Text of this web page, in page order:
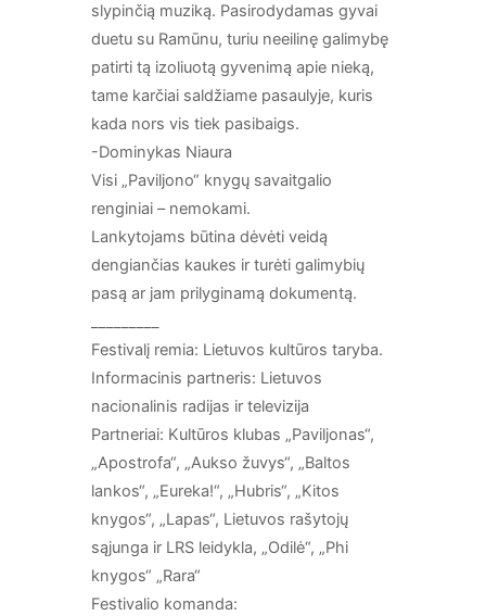
slypinčią muziką. Pasirodydamas gyvai
duetu su Ramūnu, turiu neeilinę galimybę
patirti tą izoliuotą gyvenimą apie nieką,
tame karčiai saldžiame pasaulyje, kuris
kada nors vis tiek pasibaigs.
-Dominykas Niaura
Visi „Paviljono“ knygų savaitgalio
renginiai – nemokami.
Lankytojams būtina dėvėti veidą
dengiančias kaukes ir turėti galimybių
pasą ar jam prilyginamą dokumentą.
Festivalį remia: Lietuvos kultūros taryba.
Informacinis partneris: Lietuvos
nacionalinis radijas ir televizija
Partneriai: Kultūros klubas „Paviljonas“,
„Apostrofa“, „Aukso žuvys“, „Baltos
lankos“, „Eureka!“, „Hubris“, „Kitos
knygos“, „Lapas“, Lietuvos rašytojų
sąjunga ir LRS leidykla, „Odilė“, „Phi
knygos“ „Rara“
Festivalio komanda: